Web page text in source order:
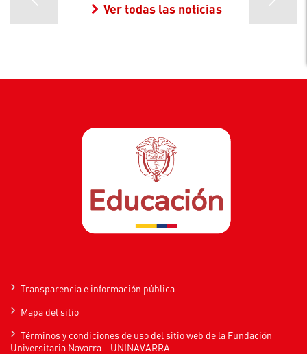
Ver todas las noticias
Transparencia e información pública
Mapa del sitio
Términos y condiciones de uso del sitio web de la Fundación
Universitaria Navarra – UNINAVARRA